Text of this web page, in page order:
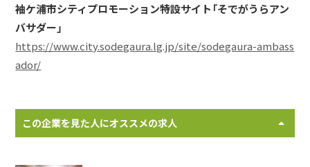
袖ケ浦市シティプロモーション特設サイト「そでがうらアン
バサダー」
https://www.city.sodegaura.lg.jp/site/sodegaura-ambass
ador/
この企業を見た人にオススメの求人